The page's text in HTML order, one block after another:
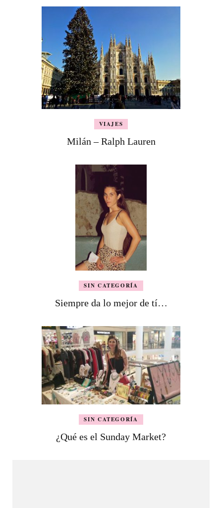
VIAJES
Milán – Ralph Lauren
SIN CATEGORÍA
Siempre da lo mejor de tí…
SIN CATEGORÍA
¿Qué es el Sunday Market?